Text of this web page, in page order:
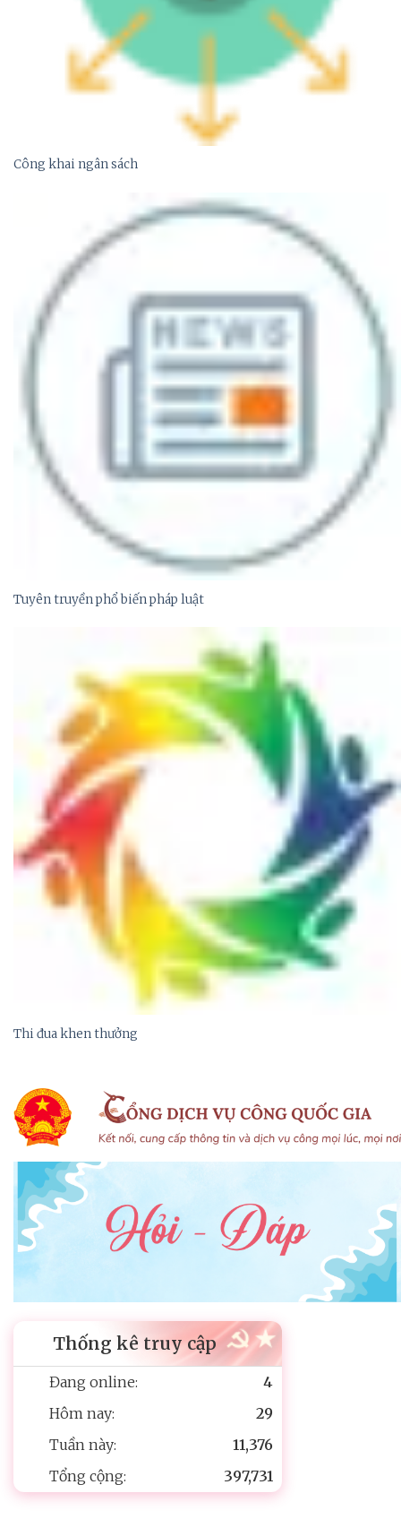
Công khai ngân sách
Tuyên truyền phổ biến pháp luật
Thi đua khen thưởng
Thống kê truy cập
Đang online:
4
Hôm nay:
29
Tuần này:
11,376
Tổng cộng:
397,731